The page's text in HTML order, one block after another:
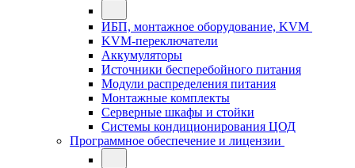
ИБП, монтажное оборудование, KVM
KVM-переключатели
Аккумуляторы
Источники бесперебойного питания
Модули распределения питания
Монтажные комплекты
Серверные шкафы и стойки
Системы кондиционирования ЦОД
Программное обеспечение и лицензии